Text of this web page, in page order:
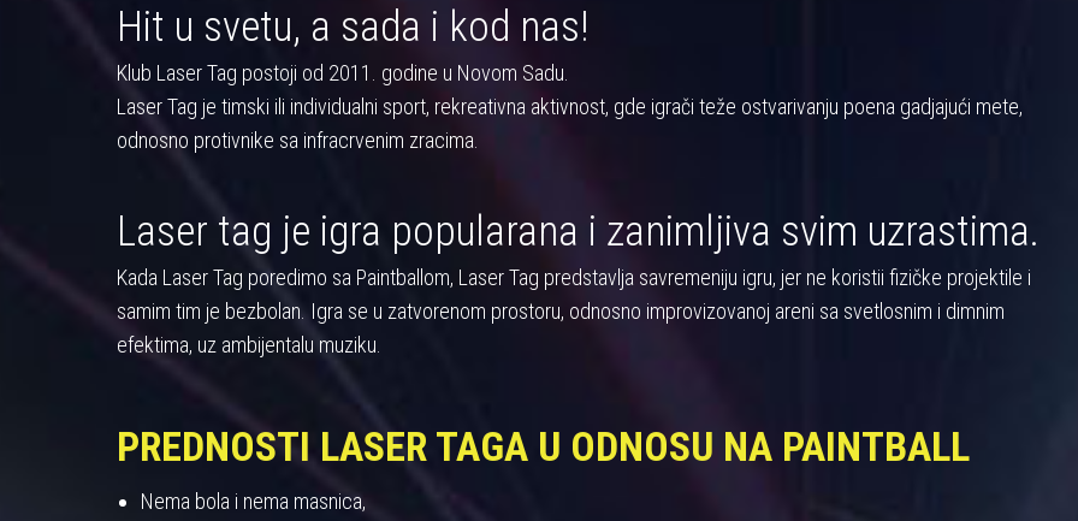
Hit u svetu, a sada i kod nas!
Klub Laser Tag postoji od 2011. godine u Novom Sadu.
Laser Tag je timski ili individualni sport, rekreativna aktivnost, gde igrači teže ostvarivanju poena gadjajući mete,
odnosno protivnike sa infracrvenim zracima.
Laser tag je igra popularana i zanimljiva svim uzrastima.
Kada Laser Tag poredimo sa Paintballom, Laser Tag predstavlja savremeniju igru, jer ne koristii fizičke projektile i
samim tim je bezbolan. Igra se u zatvorenom prostoru, odnosno improvizovanoj areni sa svetlosnim i dimnim
efektima, uz ambijentalu muziku.
PREDNOSTI LASER TAGA U ODNOSU NA PAINTBALL
Nema bola i nema masnica,